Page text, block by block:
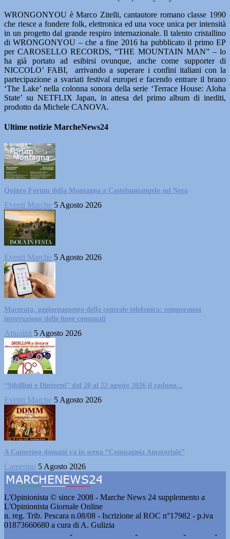
WRONGONYOU è Marco Zitelli, cantautore romano classe 1990
che riesce a fondere folk, elettronica ed una voce unica per intensità
in un progetto dal grande respiro internazionale. Il talento cristallino
di WRONGONYOU – che a fine 2016 ha pubblicato il primo EP
per CAROSELLO RECORDS, “THE MOUNTAIN MAN” – lo
ha già portato ad esibirsi ovunque, anche come supporter di
NICCOLO’ FABI, arrivando a superare i confini italiani con la
partecipazione a svariati festival europei e facendo entrare il brano
‘The Lake’ nella colonna sonora della serie ‘Terrace House: Aloha
State’ su NETFLIX Japan, in attesa del primo album di inediti,
prodotto da Michele CANOVA.
Ultime notizie MarcheNews24
Quinto Forum della Montagna a Castelsantangelo sul Nera
Eventi Marche 5 Agosto 2026
Eventi Marche 5 Agosto 2026
Macerata, aggiornamento della centrale telefonica: temporanea
interruzione delle linee comunali
Attualità 5 Agosto 2026
“Sibillini e Dintorni” dal 20 al 22 agosto 2026 il raduno...
Eventi Marche 5 Agosto 2026
A Camerino domani va in scena “Compagnia Amatoriale”
Camerino 5 Agosto 2026
L'Opinionista © since 2008 - Marche News 24 supplemento a
L'Opinionista Giornale Online
n. reg. Trib. Pescara n.08/08 - Iscrizione al ROC n°17982 - p.iva
01873660680 a cura di A. Gulizia
- - -
-